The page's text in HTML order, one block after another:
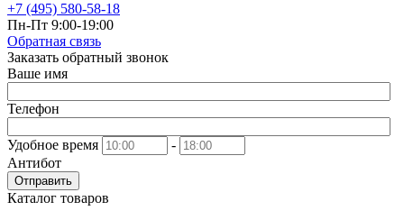
+7 (495) 580-58-18
Пн-Пт 9:00-19:00
Обратная связь
Заказать обратный звонок
Ваше имя
Телефон
Удобное время
-
Антибот
Отправить
Каталог товаров